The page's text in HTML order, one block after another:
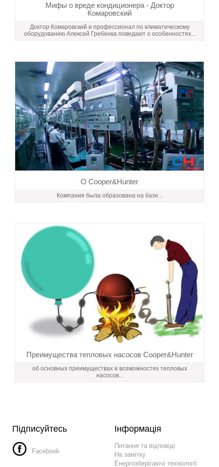
Мифы о вреде кондиционера - Доктор
Комаровский
Доктор Комаровский и профессионал по климатическому
оборудованию Алексей Гребенка поведают о особенностях...
О Cooper&Hunter
Компания была образована на базе...
Преимущества тепловых насосов Cooper&Hunter
об основных преимуществах и возможностях тепловых
насосов...
Підписуйтесь
Facebook
Інформація
Питання та відповіді
На замітку
Енергозберігаючі технології